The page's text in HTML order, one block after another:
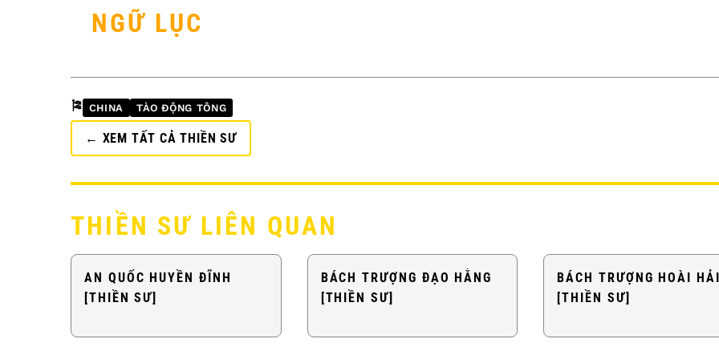
NGỮ LỤC
🎏 CHINA TÀO ĐỘNG TÔNG
← XEM TẤT CẢ THIỀN SƯ
THIỀN SƯ LIÊN QUAN
AN QUỐC HUYỀN ĐĨNH
[THIỀN SƯ]
BÁCH TRƯỢNG ĐẠO HẰNG
[THIỀN SƯ]
BÁCH TRƯỢNG HOÀI
[THIỀN SƯ]